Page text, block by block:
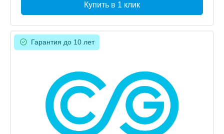
Купить в 1 клик
Гарантия до 10 лет